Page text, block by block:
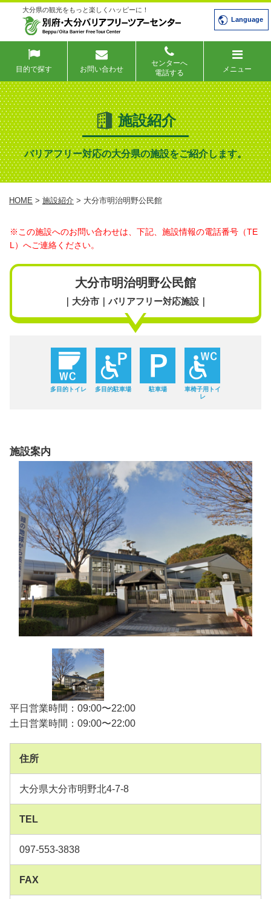
大分県の観光をもっと楽しくハッピーに！
Language
目的で探す お問い合わせ
センターへ
電話する
メニュー
施設紹介
バリアフリー対応の大分県の施設をご紹介します。
HOME > 施設紹介 > 大分市明治明野公民館
※この施設へのお問い合わせは、下記、施設情報の電話番号（TE
L）へご連絡ください。
大分市明治明野公民館
｜大分市｜バリアフリー対応施設｜
多目的トイレ 多目的駐車場 駐車場
車椅子用トイ
レ
施設案内
平日営業時間：09:00〜22:00
土日営業時間：09:00〜22:00
住所
大分県大分市明野北4-7-8
TEL
097-553-3838
FAX